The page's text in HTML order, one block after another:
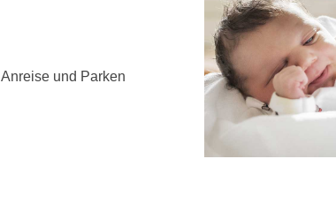
Anreise und Parken